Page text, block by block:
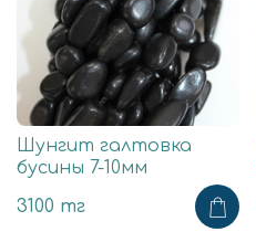
Шунгит галтовка
бусины 7-10мм
3100 тг